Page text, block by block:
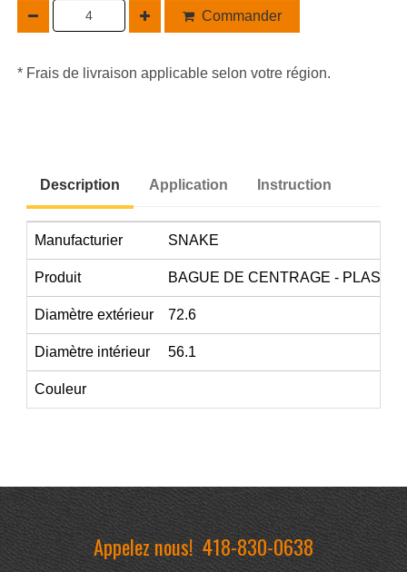
Commander
* Frais de livraison applicable selon votre région.
Description Application Instruction
Manufacturier SNAKE
Produit BAGUE DE CENTRAGE -
Diamètre extérieur 72.6
Diamètre intérieur 56.1
Couleur
Appelez nous!418-830-0638